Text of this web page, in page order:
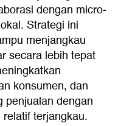
dengan micro-
Strategi ini
menjangkau
secara lebih tepat
konsumen, dan
penjualan dengan
terjangkau.